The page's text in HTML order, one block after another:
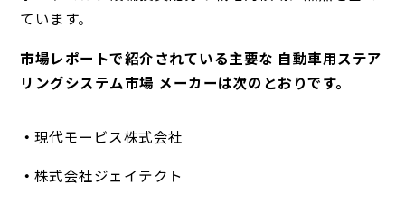
ています。
市場レポートで紹介されている主要な 自動車用ステア
リングシステム市場 メーカーは次のとおりです。
現代モービス株式会社
株式会社ジェイテクト